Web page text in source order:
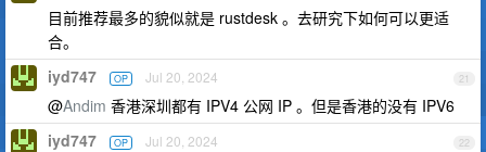
目前推荐最多的貌似就是 rustdesk 。去研究下如何可以更适
合。
21
iyd747 OP Jul 20, 2024
@Andim 香港深圳都有 IPV4 公网 IP 。但是香港的没有 IPV6
22
iyd747 OP Jul 20, 2024